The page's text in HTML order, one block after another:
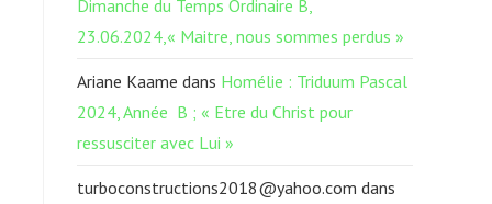
Dimanche du Temps Ordinaire B,
23.06.2024,« Maitre, nous sommes perdus »
Ariane Kaame dans Homélie : Triduum Pascal
2024, Année B ; « Etre du Christ pour
ressusciter avec Lui »
turboconstructions2018@yahoo.com dans